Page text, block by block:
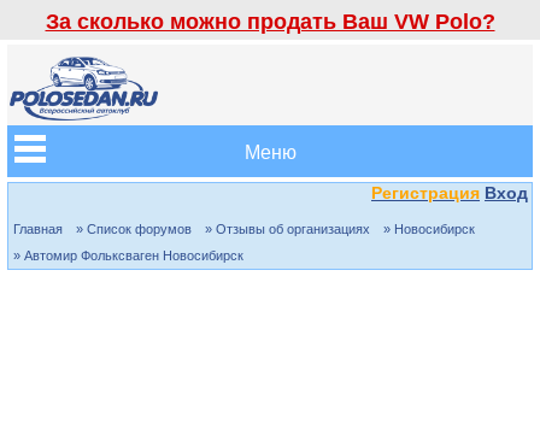
За сколько можно продать Ваш VW Polo?
Меню
Регистрация Вход
Главная » Список форумов » Отзывы об организациях
» Новосибирск
» Автомир Фольксваген Новосибирск